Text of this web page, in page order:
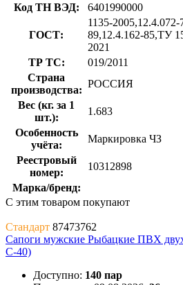
Код ТН ВЭД: 6401990000
ГОСТ:
1135-
89,12.4.162-85,ТУ
2021
ТР ТС:
019/2011
Страна
производства:
РОССИЯ
Вес (кг. за 1
шт.):
1.683
Особенность
учёта:
Маркировка ЧЗ
Реестровый
номер:
10312898
Марка/бренд:
С этим товаром покупают
Стандарт 87473762
Сапоги мужские Рыбацкие ПВХ
С-40)
Доступно: 140 пар